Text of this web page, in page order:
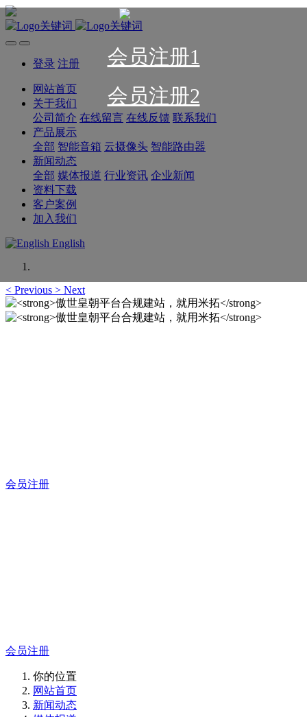
会员注册1
会员注册2
登录 注册
网站首页
关于我们
公司简介 在线留言 在线反馈 联系我们
产品展示
全部 智能音箱 云摄像头 智能路由器
新闻动态
全部 媒体报道 行业资讯 企业新闻
资料下载
客户案例
加入我们
English
< Previous > Next
会员注册
会员注册
你的位置
网站首页
新闻动态